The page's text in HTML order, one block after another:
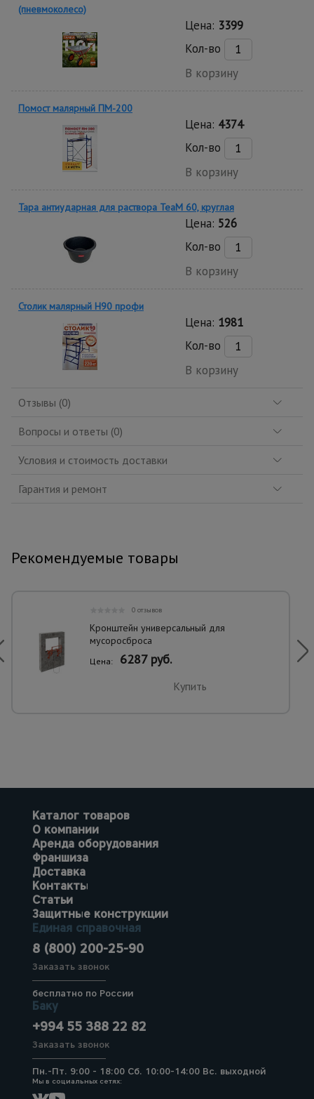
(пневмоколесо)
Цена: 3399
Кол-во
В корзину
Помост малярный ПМ-200
Цена: 4374
Кол-во
В корзину
Тара антиударная для раствора TeaM 60, круглая
Цена: 526
Кол-во
В корзину
Столик малярный H90 профи
Цена: 1981
Кол-во
В корзину
Отзывы (0)
Вопросы и ответы (0)
Условия и стоимость доставки
Гарантия и ремонт
Рекомендуемые товары
0 отзывов
Кронштейн универсальный для
мусоросброса
Цена: 6287 руб.
Купить
Каталог товаров
О компании
Аренда оборудования
Франшиза
Доставка
Контакты
Статьи
Защитные конструкции
Единая справочная
8 (800) 200-25-90
Заказать звонок
бесплатно по России
Баку
+994 55 388 22 82
Заказать звонок
Пн.-Пт. 9:00 - 18:00 Сб. 10:00-14:00 Вс. выходной
Мы в социальных сетях: